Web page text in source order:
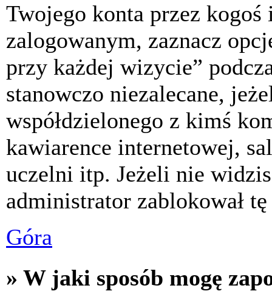
Twojego konta przez kogoś
zalogowanym, zaznacz
przy każdej wizycie”
stanowczo niezalecane,
współdzielonego z kimś
kawiarence internetowej,
uczelni itp. Jeżeli nie
administrator zablokował
Góra
» W jaki sposób mogę